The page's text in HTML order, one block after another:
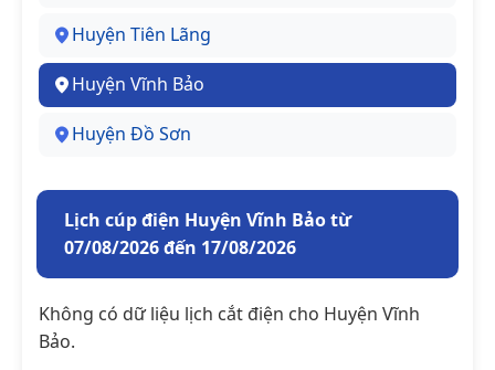
Huyện Tiên Lãng
Huyện Vĩnh Bảo
Huyện Đồ Sơn
Lịch cúp điện Huyện Vĩnh Bảo từ
07/08/2026 đến 17/08/2026
Không có dữ liệu lịch cắt điện cho Huyện Vĩnh
Bảo.